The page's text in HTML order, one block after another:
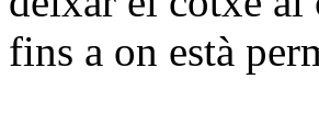
fins a on està